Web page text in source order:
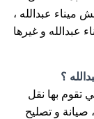
عبدالله ،
عبدالله و غيرها
؟
تقوم بها نقل
صيانة و تصليح